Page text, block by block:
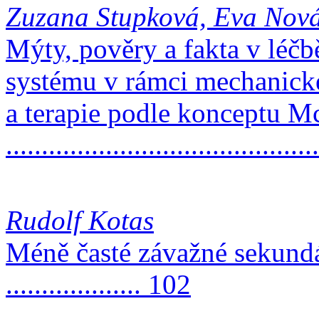
Zuzana Stupková, Eva
Mýty, pověry a fakta v
systému v rámci
a terapie podle konceptu
Rudolf Kotas
Méně časté závažné
................... 102